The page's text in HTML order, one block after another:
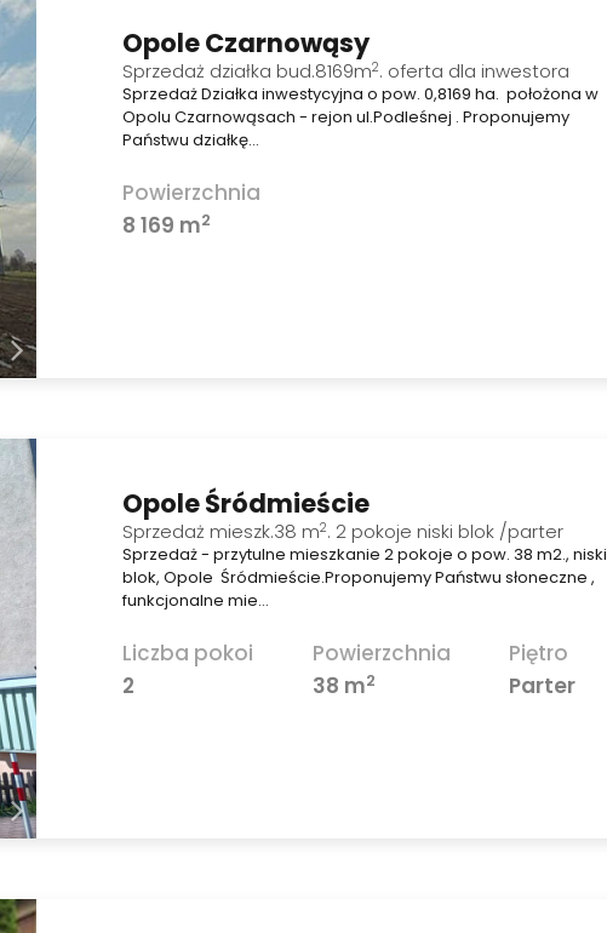
Opole Czarnowąsy
Sprzedaż działka bud.8169m2. oferta dla inwestora
Sprzedaż Działka inwestycyjna o pow. 0,8169 ha. położona w
Opolu Czarnowąsach - rejon ul.Podleśnej . Proponujemy
Państwu działkę…
Powierzchnia
8 169 m2
Opole Śródmieście
Sprzedaż mieszk.38 m2. 2 pokoje niski blok /parter
Sprzedaż - przytulne mieszkanie 2 pokoje o pow. 38 m2., niski
blok, Opole Śródmieście.Proponujemy Państwu słoneczne ,
funkcjonalne mie…
Liczba pokoi
2
Powierzchnia
38 m2
Piętro
Parter